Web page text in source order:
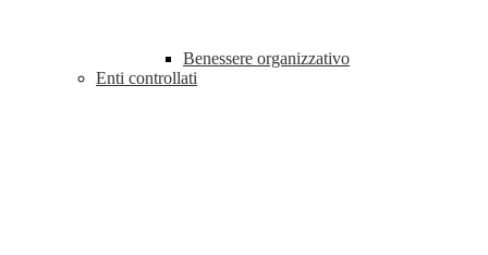
Benessere organizzativo
Enti controllati